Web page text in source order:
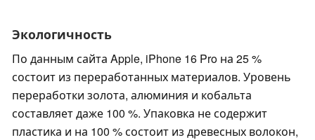
Экологичность
По данным сайта Apple, iPhone 16 Pro на 25 %
состоит из переработанных материалов. Уровень
переработки золота, алюминия и кобальта
составляет даже 100 %. Упаковка не содержит
пластика и на 100 % состоит из древесных волокон,